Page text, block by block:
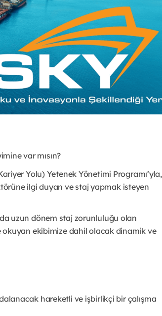
var mısın?
Yolu) Yetenek Yönetimi Programı’yla,
ilgi duyan ve staj yapmak isteyen
uzun dönem staj zorunluluğu olan
ekibimize dahil olacak dinamik ve
hareketli ve işbirlikçi bir çalışma